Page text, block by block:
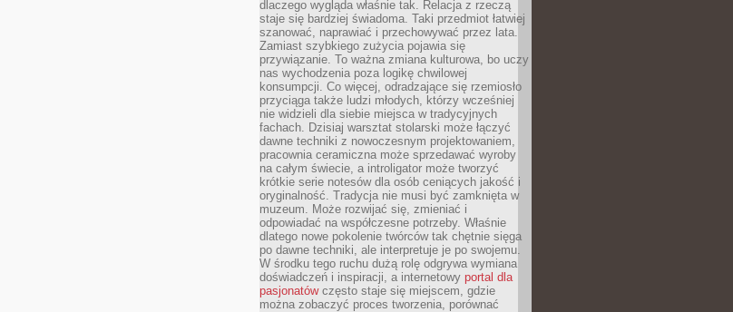
dlaczego wygląda właśnie tak. Relacja z rzeczą
staje się bardziej świadoma. Taki przedmiot łatwiej
szanować, naprawiać i przechowywać przez lata.
Zamiast szybkiego zużycia pojawia się
przywiązanie. To ważna zmiana kulturowa, bo uczy
nas wychodzenia poza logikę chwilowej
konsumpcji. Co więcej, odradzające się rzemiosło
przyciąga także ludzi młodych, którzy wcześniej
nie widzieli dla siebie miejsca w tradycyjnych
fachach. Dzisiaj warsztat stolarski może łączyć
dawne techniki z nowoczesnym projektowaniem,
pracownia ceramiczna może sprzedawać wyroby
na całym świecie, a introligator może tworzyć
krótkie serie notesów dla osób ceniących jakość i
oryginalność. Tradycja nie musi być zamknięta w
muzeum. Może rozwijać się, zmieniać i
odpowiadać na współczesne potrzeby. Właśnie
dlatego nowe pokolenie twórców tak chętnie sięga
po dawne techniki, ale interpretuje je po swojemu.
W środku tego ruchu dużą rolę odgrywa wymiana
doświadczeń i inspiracji, a internetowy portal dla
pasjonatówczęsto staje się miejscem, gdzie
można zobaczyć proces tworzenia, porównać